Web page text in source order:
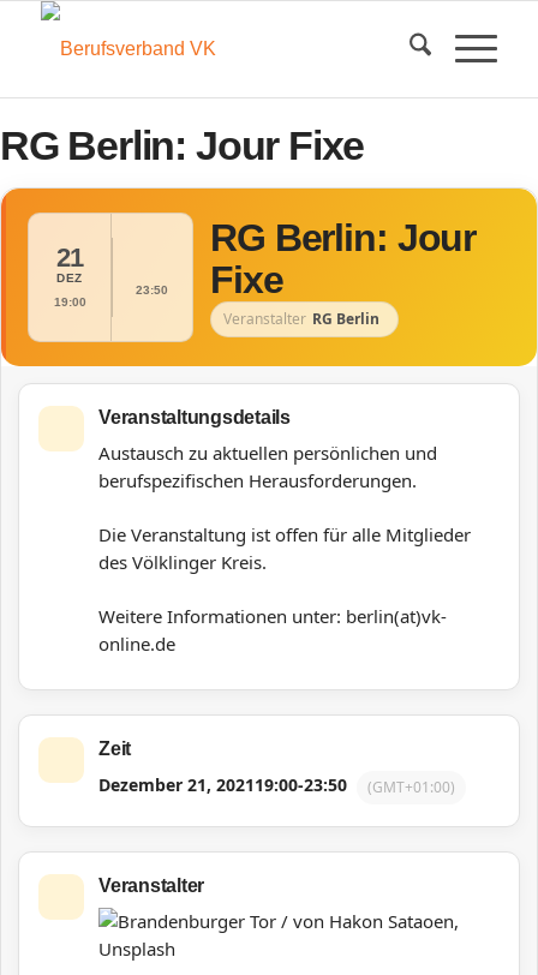
RG Berlin: Jour Fixe
21
DEZ
19:00
23:50
RG Berlin: Jour
Fixe
Veranstalter RG Berlin
Veranstaltungsdetails
Austausch zu aktuellen persönlichen und
berufspezifischen Herausforderungen.
Die Veranstaltung ist offen für alle Mitglieder
des Völklinger Kreis.
Weitere Informationen unter: berlin(at)vk-
online.de
Zeit
Dezember 21, 202119:00-23:50 (GMT+01:00)
Veranstalter